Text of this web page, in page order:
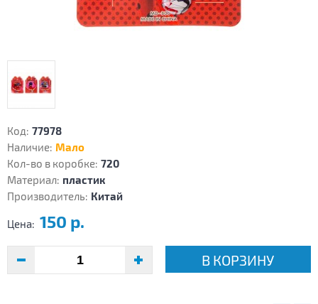
Код: 77978
Наличие: Мало
Кол-во в коробке: 720
Материал: пластик
Производитель: Китай
Цена: 150 р.
В КОРЗИНУ